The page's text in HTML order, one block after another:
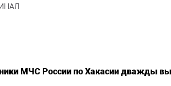
МЧС России по Хакасии дважды